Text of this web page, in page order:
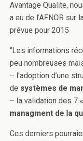
Avantage Qualite,
a eu de l’AFNOR sur
prévue pour 2015
“Les informations
peu nombreuses
– l’adoption d’une
de systèmes de
– la validation des 7
managment de la
Ces derniers